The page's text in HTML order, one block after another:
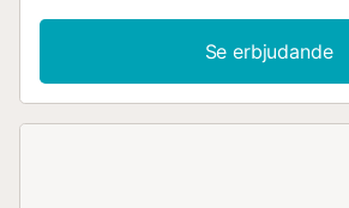
Se erbjudande